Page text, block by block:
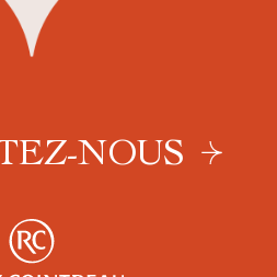
NOUS